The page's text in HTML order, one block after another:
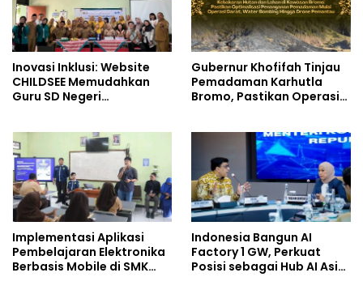
Inovasi Inklusi: Website
CHILDSEE Memudahkan
Guru SD Negeri
Berkebutuhan Khusus
Gubernur Khofifah Tinjau
Pemadaman Karhutla
Bromo, Pastikan Operasi
Implementasi Aplikasi
Pembelajaran Elektronika
Berbasis Mobile di SMK
Indonesia Bangun AI
Factory 1 GW, Perkuat
Posisi sebagai Hub AI Asia